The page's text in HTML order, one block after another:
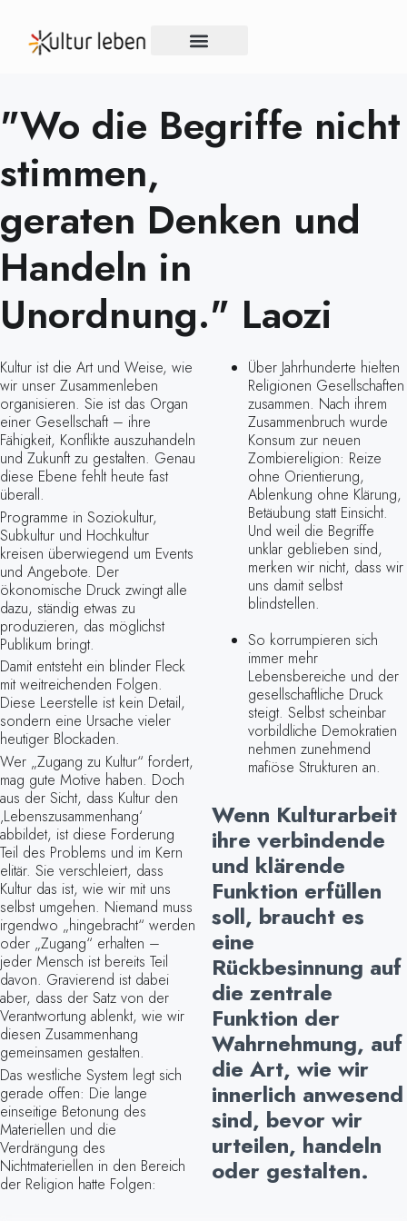
"Wo die Begriffe nicht
stimmen,
geraten Denken und
Handeln in
Unordnung." Laozi
Kultur ist die Art und Weise, wie
wir unser Zusammenleben
organisieren. Sie ist das Organ
einer Gesellschaft – ihre
Fähigkeit, Konflikte auszuhandeln
und Zukunft zu gestalten. Genau
diese Ebene fehlt heute fast
überall.
Programme in Soziokultur,
Subkultur und Hochkultur
kreisen überwiegend um Events
und Angebote. Der
ökonomische Druck zwingt alle
dazu, ständig etwas zu
produzieren, das möglichst
Publikum bringt.
Damit entsteht ein blinder Fleck
mit weitreichenden Folgen.
Diese Leerstelle ist kein Detail,
sondern eine Ursache vieler
heutiger Blockaden.
Wer „Zugang zu Kultur“ fordert,
mag gute Motive haben. Doch
aus der Sicht, dass Kultur den
‚Lebenszusammenhang‘
abbildet, ist diese Forderung
Teil des Problems und im Kern
elitär. Sie verschleiert, dass
Kultur das ist, wie wir mit uns
selbst umgehen. Niemand muss
irgendwo „hingebracht“ werden
oder „Zugang“ erhalten –
jeder Mensch ist bereits Teil
davon. Gravierend ist dabei
aber, dass der Satz von der
Verantwortung ablenkt, wie wir
diesen Zusammenhang
gemeinsamen gestalten.
Das westliche System legt sich
gerade offen: Die lange
einseitige Betonung des
Materiellen und die
Verdrängung des
Nichtmateriellen in den Bereich
der Religion hatte Folgen:
Über Jahrhunderte hielten
Religionen Gesellschaften
zusammen. Nach ihrem
Zusammenbruch wurde
Konsum zur neuen
Zombiereligion: Reize
ohne Orientierung,
Ablenkung ohne Klärung,
Betäubung statt Einsicht.
Und weil die Begriffe
unklar geblieben sind,
merken wir nicht, dass wir
uns damit selbst
blindstellen.
So korrumpieren sich
immer mehr
Lebensbereiche und der
gesellschaftliche Druck
steigt. Selbst scheinbar
vorbildliche Demokratien
nehmen zunehmend
mafiöse Strukturen an.
Wenn Kulturarbeit
ihre verbindende
und klärende
Funktion erfüllen
soll, braucht es
eine
Rückbesinnung auf
die zentrale
Funktion der
Wahrnehmung, auf
die Art, wie wir
innerlich anwesend
sind, bevor wir
urteilen, handeln
oder gestalten.